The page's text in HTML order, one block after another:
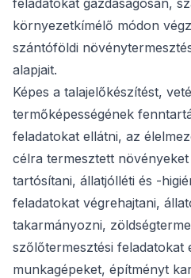
feladatokat gazdaságosan,
környezetkímélő módon
szántóföldi
alapjait.
Képes a talajelőkészítést,
termőképességének
feladatokat ellátni, az
célra termesztett
tartósítani, állatjólléti és -
feladatokat végrehajtani,
takarmányozni,
szőlőtermesztési feladatokat
munkagépeket, építményt